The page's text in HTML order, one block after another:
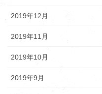
2019年12月
2019年11月
2019年10月
2019年9月